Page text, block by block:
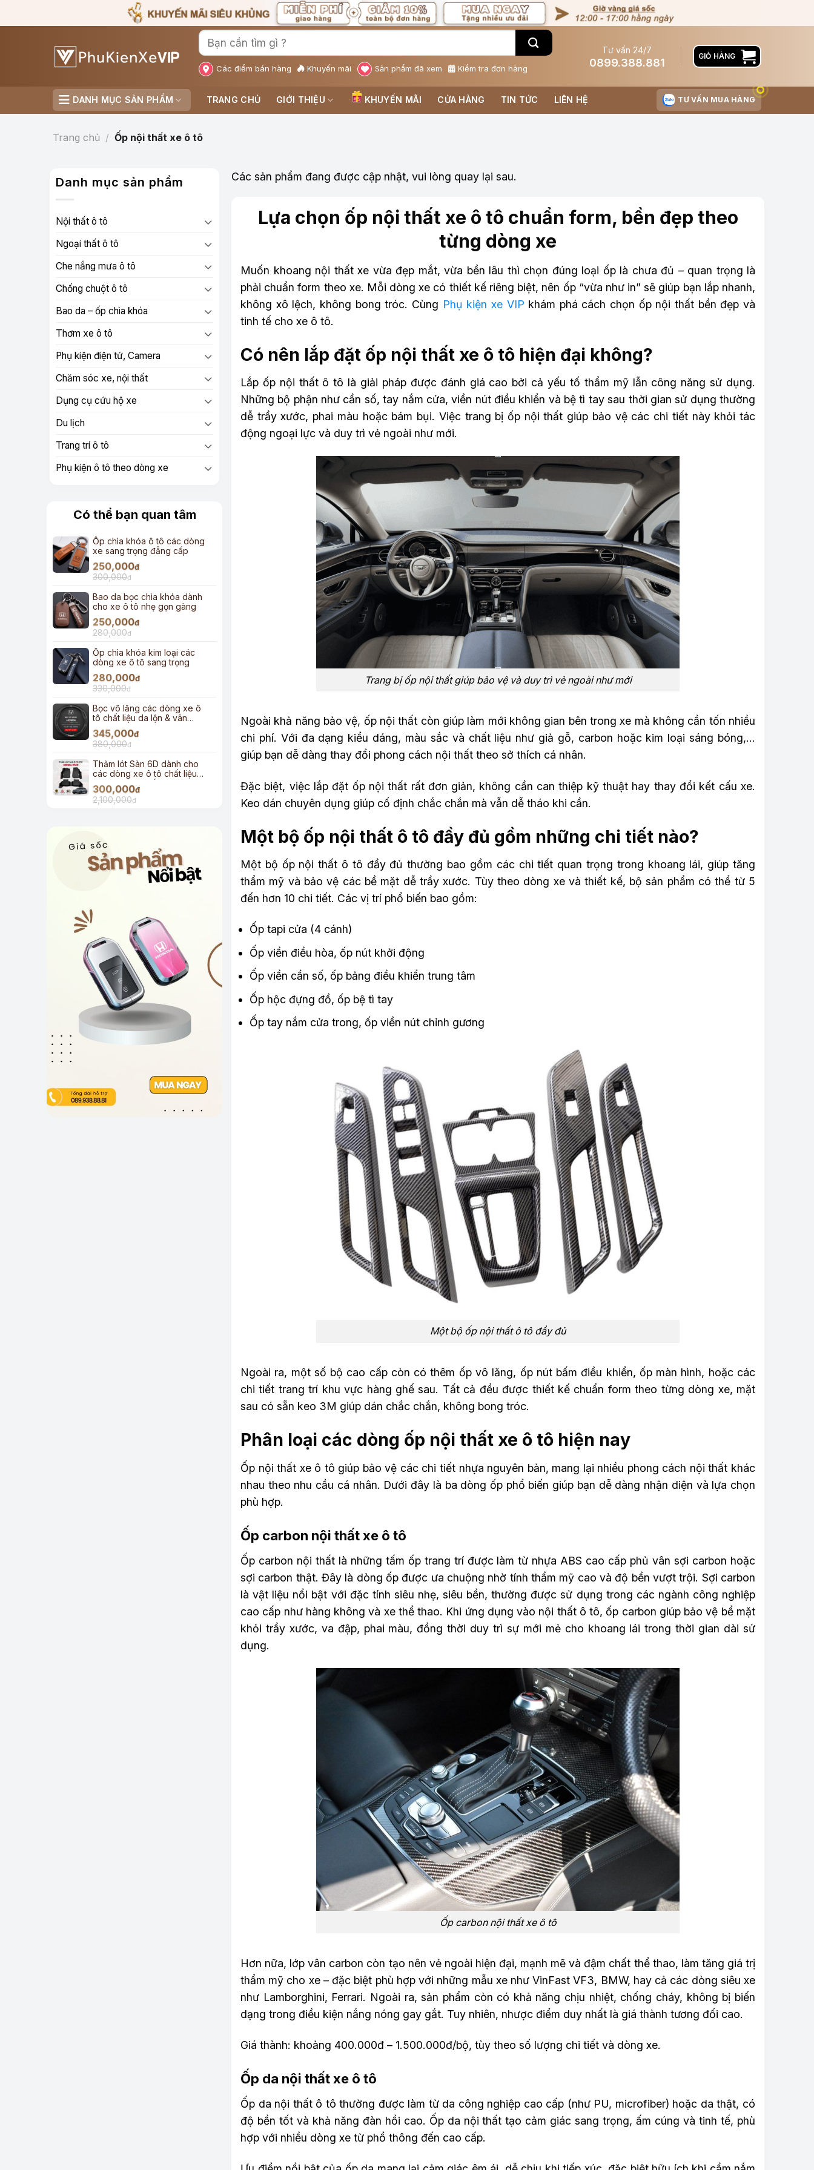
qua
Các điểm bán hàng Khuyến mãi Sản phẩm đã xem Kiểm tra đơn hàng
Tư vấn 24/7
0899.388.881
GIỎ HÀNG
DANH MỤC SẢN PHẨM TRANG CHỦ GIỚI THIỆU KHUYẾN MÃI CỬA HÀNG TIN TỨC LIÊN HỆ TƯ VẤN MUA HÀNG
Trang chủ / Ốp nội thất xe ô tô
Danh mục sản phẩm
Nội thất ô tô
Ngoại thất ô tô
Che nắng mưa ô tô
Chống chuột ô tô
Bao da – ốp chìa khóa
Thơm xe ô tô
Phụ kiện điện tử, Camera
Chăm sóc xe, nội thất
Dụng cụ cứu hộ xe
Du lịch
Trang trí ô tô
Phụ kiện ô tô theo dòng xe
Có thể bạn quan tâm
Ốp chìa khóa ô tô các dòng
xe sang trọng đẳng cấp
250,000đ
300,000đ
Bao da bọc chìa khóa dành
cho xe ô tô nhẹ gọn gàng
250,000đ
280,000đ
Ốp chìa khóa kim loại các
dòng xe ô tô sang trọng
280,000đ
330,000đ
Bọc vô lăng các dòng xe ô
tô chất liệu da lộn & vân
carbon
345,000đ
380,000đ
Thảm lót Sàn 6D dành cho
các dòng xe ô tô chất liệu
TPE đúc cao cấp
300,000đ
2,100,000đ
Các sản phẩm đang được cập nhật, vui lòng quay lại sau.
Lựa chọn ốp nội thất xe ô tô chuẩn form, bền đẹp theo
từng dòng xe
Muốn khoang nội thất xe vừa đẹp mắt, vừa bền lâu thì chọn đúng loại ốp là chưa đủ – quan trọng là
phải chuẩn form theo xe. Mỗi dòng xe có thiết kế riêng biệt, nên ốp “vừa như in” sẽ giúp bạn lắp nhanh,
không xô lệch, không bong tróc. Cùng Phụ kiện xe VIP khám phá cách chọn ốp nội thất bền đẹp và
tinh tế cho xe ô tô.
Có nên lắp đặt ốp nội thất xe ô tô hiện đại không?
Lắp ốp nội thất ô tô là giải pháp được đánh giá cao bởi cả yếu tố thẩm mỹ lẫn công năng sử dụng.
Những bộ phận như cần số, tay nắm cửa, viền nút điều khiển và bệ tì tay sau thời gian sử dụng thường
dễ trầy xước, phai màu hoặc bám bụi. Việc trang bị ốp nội thất giúp bảo vệ các chi tiết này khỏi tác
động ngoại lực và duy trì vẻ ngoài như mới.
Trang bị ốp nội thất giúp bảo vệ và duy trì vẻ ngoài như mới
Ngoài khả năng bảo vệ, ốp nội thất còn giúp làm mới không gian bên trong xe mà không cần tốn nhiều
chi phí. Với đa dạng kiểu dáng, màu sắc và chất liệu như giả gỗ, carbon hoặc kim loại sáng bóng,…
giúp bạn dễ dàng thay đổi phong cách nội thất theo sở thích cá nhân.
Đặc biệt, việc lắp đặt ốp nội thất rất đơn giản, không cần can thiệp kỹ thuật hay thay đổi kết cấu xe.
Keo dán chuyên dụng giúp cố định chắc chắn mà vẫn dễ tháo khi cần.
Một bộ ốp nội thất ô tô đầy đủ gồm những chi tiết nào?
Một bộ ốp nội thất ô tô đầy đủ thường bao gồm các chi tiết quan trọng trong khoang lái, giúp tăng
thẩm mỹ và bảo vệ các bề mặt dễ trầy xước. Tùy theo dòng xe và thiết kế, bộ sản phẩm có thể từ 5
đến hơn 10 chi tiết. Các vị trí phổ biến bao gồm:
Ốp tapi cửa (4 cánh)
Ốp viền điều hòa, ốp nút khởi động
Ốp viền cần số, ốp bảng điều khiển trung tâm
Ốp hộc đựng đồ, ốp bệ tì tay
Ốp tay nắm cửa trong, ốp viền nút chỉnh gương
Một bộ ốp nội thất ô tô đầy đủ
Ngoài ra, một số bộ cao cấp còn có thêm ốp vô lăng, ốp nút bấm điều khiển, ốp màn hình, hoặc các
chi tiết trang trí khu vực hàng ghế sau. Tất cả đều được thiết kế chuẩn form theo từng dòng xe, mặt
sau có sẵn keo 3M giúp dán chắc chắn, không bong tróc.
Phân loại các dòng ốp nội thất xe ô tô hiện nay
Ốp nội thất xe ô tô giúp bảo vệ các chi tiết nhựa nguyên bản, mang lại nhiều phong cách nội thất khác
nhau theo nhu cầu cá nhân. Dưới đây là ba dòng ốp phổ biến giúp bạn dễ dàng nhận diện và lựa chọn
phù hợp.
Ốp carbon nội thất xe ô tô
Ốp carbon nội thất là những tấm ốp trang trí được làm từ nhựa ABS cao cấp phủ vân sợi carbon hoặc
sợi carbon thật. Đây là dòng ốp được ưa chuộng nhờ tính thẩm mỹ cao và độ bền vượt trội. Sợi carbon
là vật liệu nổi bật với đặc tính siêu nhẹ, siêu bền, thường được sử dụng trong các ngành công nghiệp
cao cấp như hàng không và xe thể thao. Khi ứng dụng vào nội thất ô tô, ốp carbon giúp bảo vệ bề mặt
khỏi trầy xước, va đập, phai màu, đồng thời duy trì sự mới mẻ cho khoang lái trong thời gian dài sử
dụng.
Ốp carbon nội thất xe ô tô
Hơn nữa, lớp vân carbon còn tạo nên vẻ ngoài hiện đại, mạnh mẽ và đậm chất thể thao, làm tăng giá trị
thẩm mỹ cho xe – đặc biệt phù hợp với những mẫu xe như VinFast VF3, BMW, hay cả các dòng siêu xe
như Lamborghini, Ferrari. Ngoài ra, sản phẩm còn có khả năng chịu nhiệt, chống cháy, không bị biến
dạng trong điều kiện nắng nóng gay gắt. Tuy nhiên, nhược điểm duy nhất là giá thành tương đối cao.
Giá thành: khoảng 400.000đ – 1.500.000đ/bộ, tùy theo số lượng chi tiết và dòng xe.
Ốp da nội thất xe ô tô
Ốp da nội thất ô tô thường được làm từ da công nghiệp cao cấp (như PU, microfiber) hoặc da thật, có
độ bền tốt và khả năng đàn hồi cao. Ốp da nội thất tạo cảm giác sang trọng, ấm cúng và tinh tế, phù
hợp với nhiều dòng xe từ phổ thông đến cao cấp.